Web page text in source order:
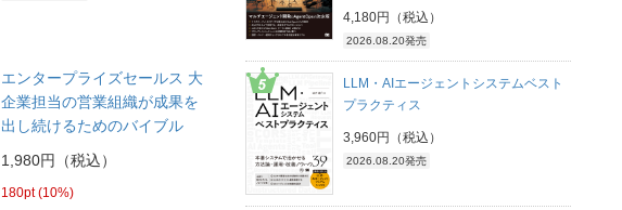
エンタープライズセールス 大
企業担当の営業組織が成果を
出し続けるためのバイブル
1,980円（税込）
180pt (10%)
4,180円（税込）
2026.08.20発売
LLM・AIエージェントシステムベスト
プラクティス
3,960円（税込）
2026.08.20発売